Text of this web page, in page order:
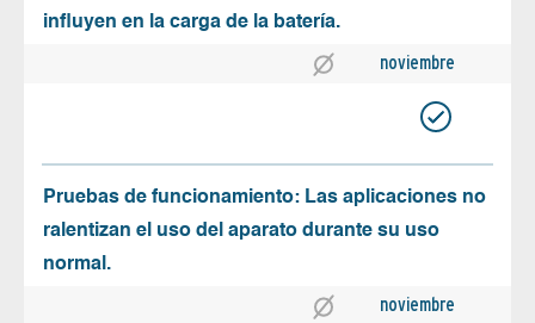
influyen en la carga de la batería.
noviembre
Pruebas de funcionamiento: Las aplicaciones no
ralentizan el uso del aparato durante su uso
normal.
noviembre